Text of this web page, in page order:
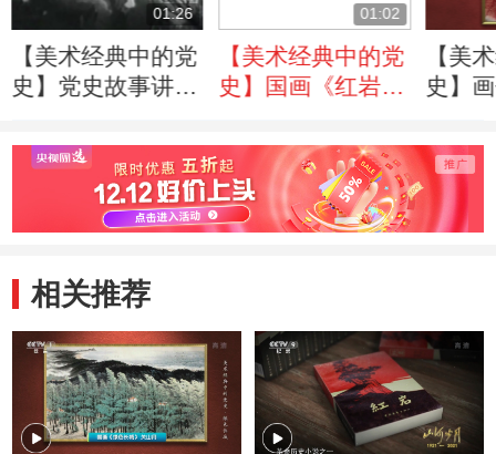
01:26
【美术经典中的党
史】党史故事讲
产党营救中国文化
民主人士，究竟有
着怎样惊心动魄的
过程呢？
01:02
【美术经典中的党
史】国画《红岩》
现红岩村所蕴含的
革命精神？
【美
史】
是什
相关推荐